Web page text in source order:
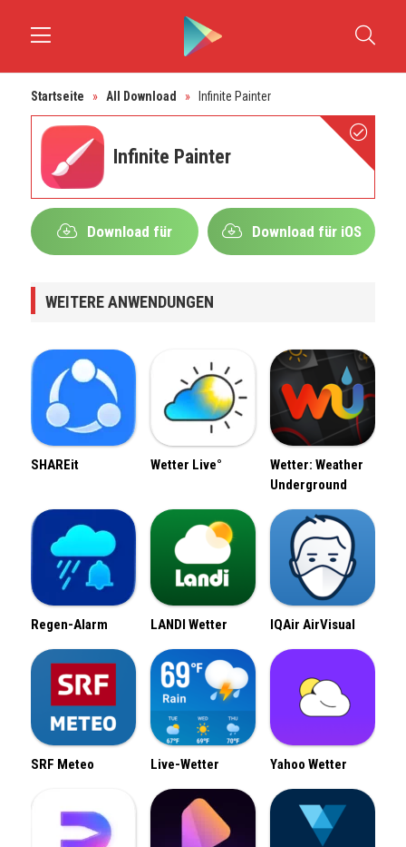
Startseite » All Download » Infinite Painter
Infinite Painter
Download für Download für iOS
WEITERE ANWENDUNGEN
SHAREit Wetter Live°
Wetter: Weather
Underground
Regen-Alarm LANDI Wetter IQAir AirVisual
SRF Meteo Live-Wetter Yahoo Wetter